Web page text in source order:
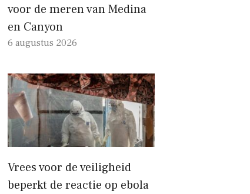
voor de meren van Medina
en Canyon
6 augustus 2026
Vrees voor de veiligheid
beperkt de reactie op ebola